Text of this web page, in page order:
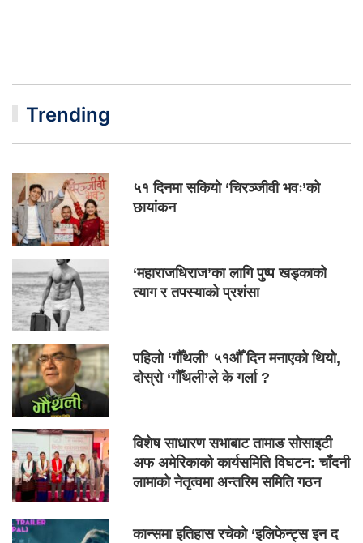
Trending
५१ दिनमा सकियो ‘चिरञ्जीवी भवः’को
छायांकन
‘महाराजधिराज’का लागि पुष्प खड्काको
त्याग र तपस्याको प्रशंसा
पहिलो ‘गौँथली’ ५१औँ दिन मनाएको थियो,
दोस्रो ‘गौँथली’ले के गर्ला ?
विशेष साधारण सभाबाट तामाङ सोसाइटी
अफ अमेरिकाको कार्यसमिति विघटन: चाँदनी
लामाको नेतृत्वमा अन्तरिम समिति गठन
कान्समा इतिहास रचेको ‘इलिफेन्ट्स इन द